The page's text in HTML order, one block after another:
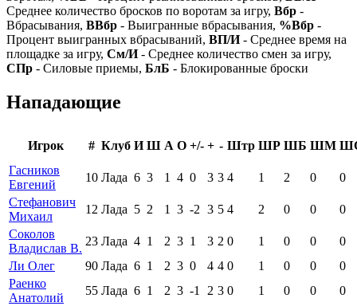
Среднее количество бросков по воротам за игру, Вбр -
Вбрасывания, ВВбр - Выигранные вбрасывания, %Вбр -
Процент выигранных вбрасываний, ВП/И- Среднее время на
площадке за игру, См/И- Среднее количество смен за игру,
СПр - Силовые приемы, БлБ - Блокированные броски
Нападающие
Игрок # Клуб И Ш А О +/- + - Штр ШР ШБ ШМ
Гасников
Евгений
10 Лада 6 3 1 4 0 3 3 4 1 2 0
0
Стефанович
Михаил
12 Лада 5 2 1 3 -2 3 5 4 2 0 0
0
Соколов
Владислав В.
23 Лада 4 1 2 3 1 3 2 0 1 0 0
0
Ли Олег
90 Лада 6 1 2 3 0 4 4 0 1 0 0
0
Раенко
Анатолий
55 Лада 6 1 2 3 -1 2 3 0 1 0 0
0